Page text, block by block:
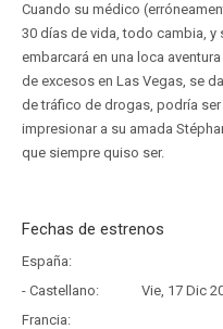
Cuando su médico
30 días de vida, todo cambia, y
embarcará en una loca
de excesos en Las Vegas, se
de tráfico de drogas, podría
impresionar a su amada
que siempre quiso ser.
Fechas de estrenos
España:
- Castellano:
Vie, 17 Dic 2021
Francia: